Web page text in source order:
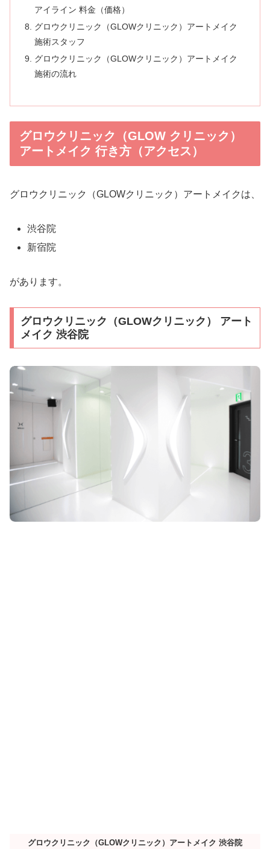
アイライン 料金（価格）
グロウクリニック（GLOWクリニック）アートメイク
施術スタッフ
グロウクリニック（GLOWクリニック）アートメイク
施術の流れ
グロウクリニック（GLOW クリニック）
アートメイク 行き方（アクセス）
グロウクリニック（GLOWクリニック）アートメイクは、
渋谷院
新宿院
があります。
グロウクリニック（GLOWクリニック） アート
メイク 渋谷院
グロウクリニック（GLOWクリニック）アートメイク 渋谷院